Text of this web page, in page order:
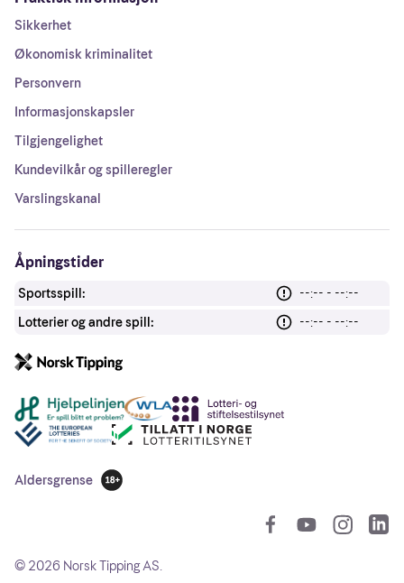
Sikkerhet
Økonomisk kriminalitet
Personvern
Informasjonskapsler
Tilgjengelighet
Kundevilkår og spilleregler
Varslingskanal
Åpningstider
Sportsspill:
--:-- - --:--
Lotterier og andre spill:
--:-- - --:--
Andre lenker
Aldersgrense
18 år
© 2026 Norsk Tipping AS.